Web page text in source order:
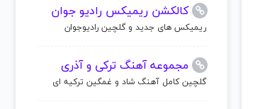
کالکشن ریمیکس رادیو جوان
ریمیکس های جدید و گلچین رادیوجوان
مجموعه آهنگ ترکی و آذری
گلچین کامل آهنگ شاد و غمگین ترکیه ای